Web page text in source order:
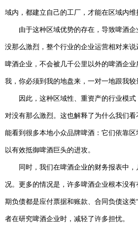
域内，都建立自己的工厂，才能在区域内维
由于这种区域优势的存在，导致啤酒企
没那么激烈，整个行业的企业运营相对来
啤酒企业，不会被几千公里以外的啤酒企
我，你必须到我的地盘来，一对一地跟我较
因此，这种区域性、重资产的行业模式
对没有那么激烈。这也解释了为什么我们
能看到很多本地小众品牌啤酒：它们依靠
以有效抵御啤酒巨头的进攻。
同时，我们在啤酒企业的财务报表中，
况。更多的情况是，许多啤酒企业根本没
期负债都是应付票据和账款、合同负债这类
者在研究啤酒企业时，减轻了许多担忧。